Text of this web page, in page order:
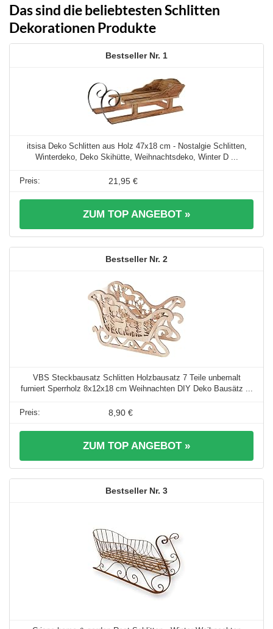
Das sind die beliebtesten Schlitten
Dekorationen Produkte
1
itsisa Deko Schlitten aus Holz 47x18 cm - Nostalgie Schlitten,
Winterdeko, Deko Skihütte, Weihnachtsdeko, Winter D ...
21,95 €
ZUM TOP ANGEBOT »
2
VBS Steckbausatz Schlitten Holzbausatz 7 Teile unbemalt
furniert Sperrholz 8x12x18 cm Weihnachten DIY Deko Bausätz ...
8,90 €
ZUM TOP ANGEBOT »
3